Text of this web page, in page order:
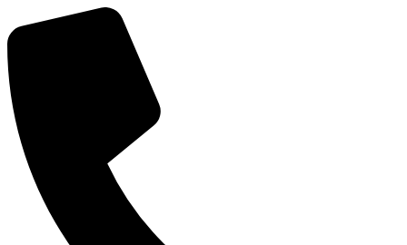
al
contenido